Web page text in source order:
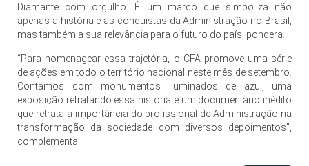
Diamante com orgulho. É um marco que simboliza não
apenas a história e as conquistas da Administração no Brasil,
mas também a sua relevância para o futuro do país, pondera.
“Para homenagear essa trajetória, o CFA promove uma série
de ações em todo o território nacional neste mês de setembro.
Contamos com monumentos iluminados de azul, uma
exposição retratando essa história e um documentário inédito
que retrata a importância do profissional de Administração na
transformação da sociedade com diversos depoimentos”,
complementa.